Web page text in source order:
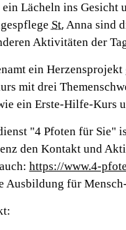
Lächeln ins
St. Anna sind
Aktivitäten der
ein
mit drei
ein Erste-Hilfe-Kurs
"4 Pfoten für Sie"
den Kontakt und
https://www.4-
Ausbildung für